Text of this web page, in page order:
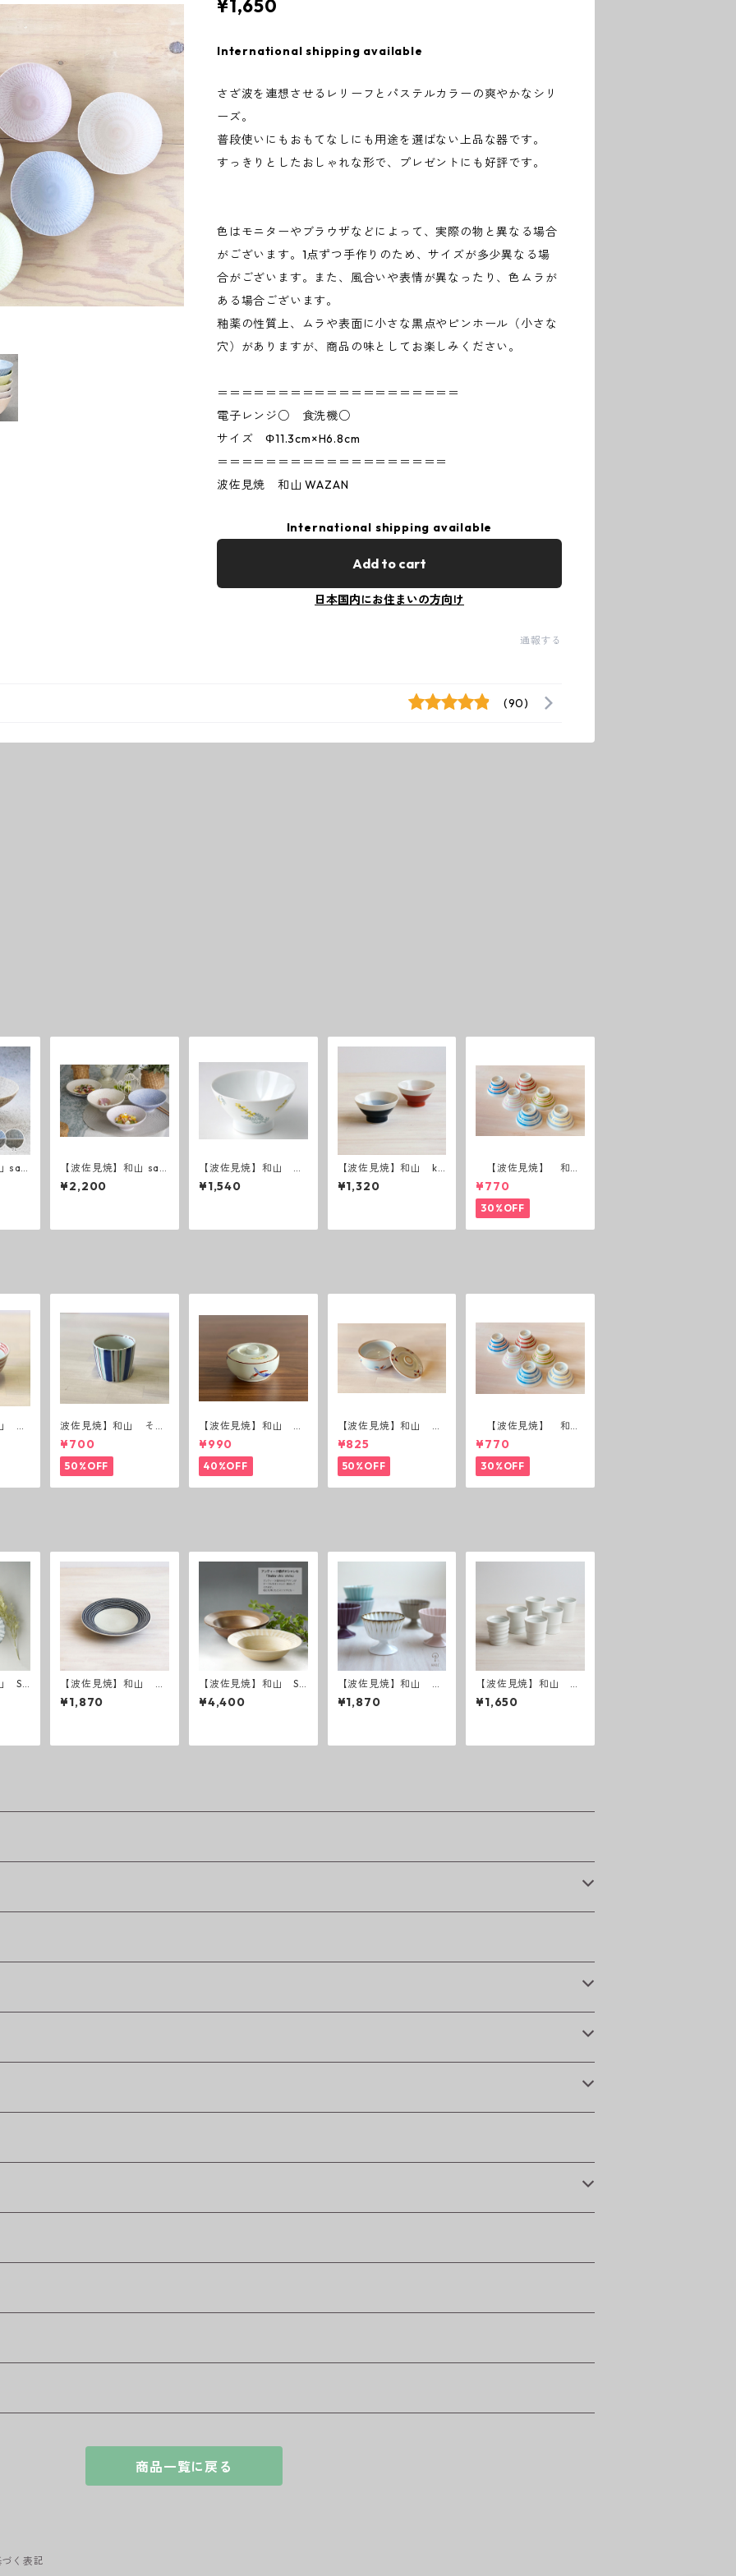
¥1,650
International shipping available
さざ波を連想させるレリーフとパステルカラーの爽やかなシリ
ーズ。
普段使いにもおもてなしにも用途を選ばない上品な器です。
すっきりとしたおしゃれな形で、プレゼントにも好評です。
色はモニターやブラウザなどによって、実際の物と異なる場合
がございます。1点ずつ手作りのため、サイズが多少異なる場
合がございます。また、風合いや表情が異なったり、色ムラが
ある場合ございます。
釉薬の性質上、ムラや表面に小さな黒点やピンホール（小さな
穴）がありますが、商品の味としてお楽しみください。
＝＝＝＝＝＝＝＝＝＝＝＝＝＝＝＝＝＝＝＝
電子レンジ○ 食洗機○
サイズ Φ11.3cm×H6.8cm
＝＝＝＝＝＝＝＝＝＝＝＝＝＝＝＝＝＝＝
波佐見焼 和山 WAZAN
International shipping available
Add to cart
日本国内にお住まいの方向け
通報する
(90)
saz
【波佐見焼】和山 saz
anami 平碗
¥2,200
【波佐見焼】和山 和
ミモザ お茶碗
¥1,540
【波佐見焼】和山 ku
rawanka碗 半青・半
赤
¥1,320
【波佐見焼】 和
山 広東碗 二色ボー
ダー 全6パターン
¥770
30%OFF
ボ
波佐見焼】和山 そば
猪口（十草）
¥700
50%OFF
【波佐見焼】和山 蓋
付丸鉢(唐辛子)
¥990
40%OFF
【波佐見焼】和山 蓋
付丸鉢(花絵)
¥825
50%OFF
【波佐見焼】 和
山 広東碗 二色ボー
ダー 全6パターン
¥770
30%OFF
Sh
【波佐見焼】和山 ボ
ーダー柄 「藍駒」6
寸皿
¥1,870
【波佐見焼】和山 Sh
abby chic style ボウ
ル大
¥4,400
【波佐見焼】和山 D
essert Cup デザート
カップ
¥1,870
【波佐見焼】和山 ワ
ビカップ 白 - 全6種
類 -
¥1,650
商品一覧に戻る
く表記